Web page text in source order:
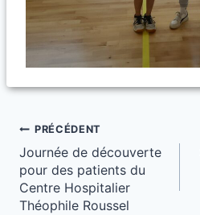
Navigation
de
l’article
PRÉCÉDENT
Journée de découverte
pour des patients du
Centre Hospitalier
Théophile Roussel